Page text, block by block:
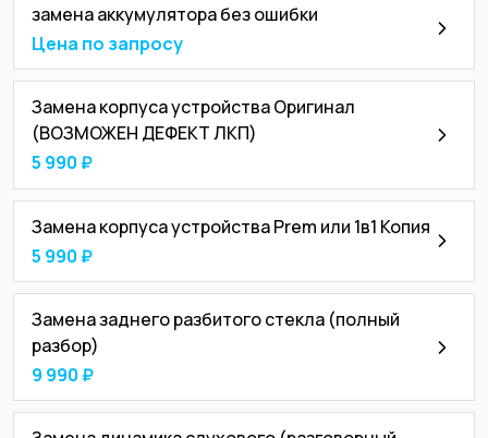
замена аккумулятора без ошибки
Цена по запросу
Замена корпуса устройства Оригинал
(ВОЗМОЖЕН ДЕФЕКТ ЛКП)
5 990 ₽
Замена корпуса устройства Prem или 1в1 Копия
5 990 ₽
Замена заднего разбитого стекла (полный
разбор)
9 990 ₽